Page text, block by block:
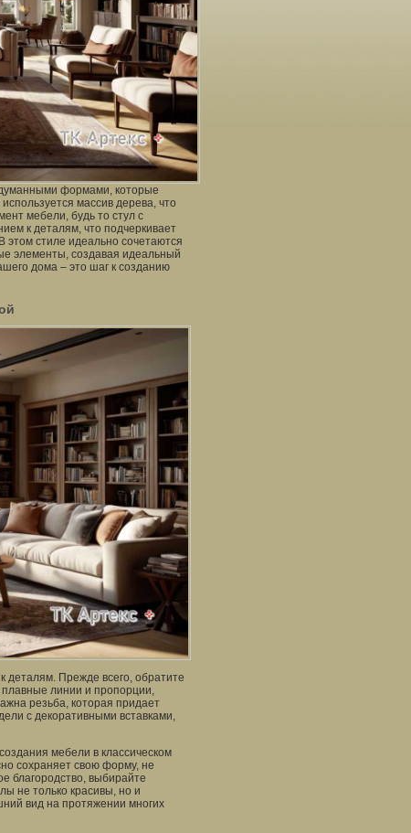
формами, которые
массив дерева, что
мебели, будь то стул с
к деталям, что подчеркивает
этом стиле идеально сочетаются
элементы, создавая идеальный
дома – это шаг к созданию
деталям. Прежде всего, обратите
линии и пропорции,
резьба, которая придает
с декоративными вставками,
мебели в классическом
сохраняет свою форму, не
благородство, выбирайте
не только красивы, но и
вид на протяжении многих